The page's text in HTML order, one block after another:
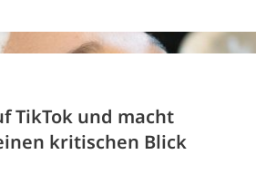
TikTok und macht
kritischen Blick